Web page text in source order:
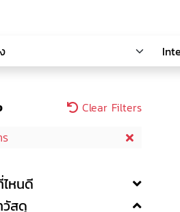
Clear Filters
หนดี
วัสดุ